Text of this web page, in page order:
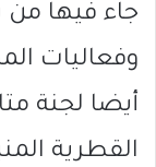
جاء فيها
وفعاليات
أيضا لجنة
القطرية